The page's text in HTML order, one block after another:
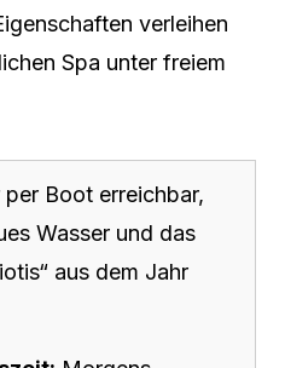
verleihen
Spa unter freiem
per Boot erreichbar,
Wasser und das
aus dem Jahr